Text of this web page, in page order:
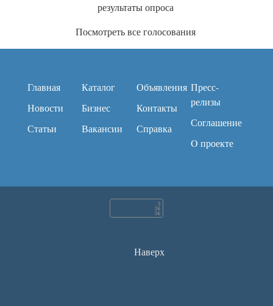
результаты опроса
Посмотреть все голосования
Главная
Новости
Статьи
Каталог
Бизнес
Вакансии
Объявления
Контакты
Справка
Пресс-
релизы
Соглашение
O проекте
Наверх